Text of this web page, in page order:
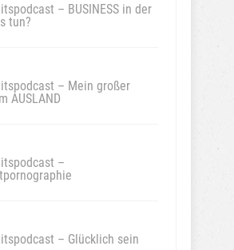
– BUSINESS in der
tun?
– Mein großer
AUSLAND
–
– Glücklich sein